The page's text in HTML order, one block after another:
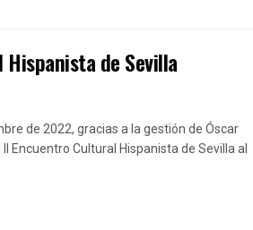
de Sevilla
de 2022, gracias a la gestión de Óscar
Encuentro Cultural Hispanista de Sevilla al